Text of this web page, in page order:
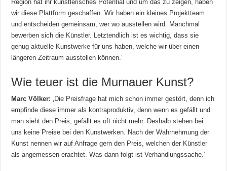
Region hat ihr künstlerisches Potential und um das zu zeigen, haben
wir diese Plattform geschaffen. Wir haben ein kleines Projektteam
und entscheiden gemeinsam, wer wo ausstellen wird. Manchmal
bewerben sich die Künstler. Letztendlich ist es wichtig, dass sie
genug aktuelle Kunstwerke für uns haben, welche wir über einen
längeren Zeitraum ausstellen können.‘
Wie teuer ist die Murnauer Kunst?
Marc Völker:
‚Die Preisfrage hat mich schon immer gestört, denn ich
empfinde diese immer als kontraproduktiv, denn wenn es gefällt und
man sieht den Preis, gefällt es oft nicht mehr. Deshalb stehen bei
uns keine Preise bei den Kunstwerken. Nach der Wahrnehmung der
Kunst nennen wir auf Anfrage gern den Preis, welchen der Künstler
als angemessen erachtet. Was dann folgt ist Verhandlungssache.‘